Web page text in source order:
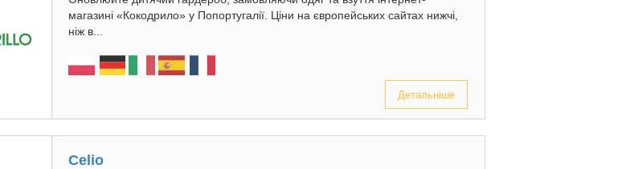
магазині «Кокодрило» у Попортугалії. Ціни на європейських сайтах нижчі,
ніж в...
Детальніше
Celio